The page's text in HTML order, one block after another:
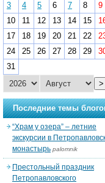
3
4 5 6 7 8
9
10
11 12 13 14 15
17
18 19 20 21 22
24
25 26 27 28 29
31
>
Последние темы
“Храм у озера” – летние
экскурсии в
монастырь palomnik
Престольный праздник
Петропавловского